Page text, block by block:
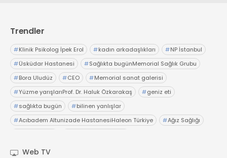
Trendler
#Klinik Psikolog İpek Erol #kadın arkadaşlıkları #NP İstanbul
#Üsküdar Hastanesi #Sağlıkta bugünMemorial Sağlık Grubu
#Bora Uludüz #CEO #Memorial sanat galerisi
#Yüzme yarışlarıProf. Dr. Haluk Özkarakaş #geniz eti
#sağlıkta bugün #bilinen yanlışlar
#Acıbadem Altunizade HastanesiHaleon Türkiye #Ağız Sağlığı
# Kristin Aslaner ArasUzm. Dyt. Büşra Şen
Web TV
ÇOCUK SAĞLIĞI VE HASTALIKLARI
GENEL CERRAHİ
SENDİKALAR
GÖGÜS HASTALIKLARI
DERMATOLOJİ